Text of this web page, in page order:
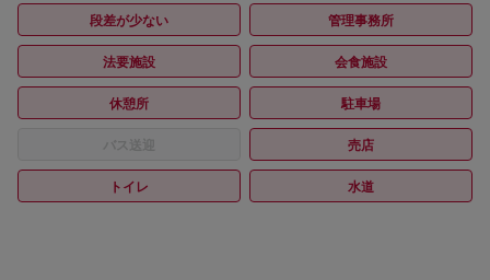
段差が少ない 管理事務所
法要施設 会食施設
休憩所 駐車場
売店
トイレ 水道